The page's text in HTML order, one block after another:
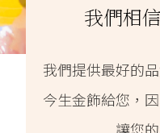
我們相
我們提供最好的
今生金飾給您，
讓您